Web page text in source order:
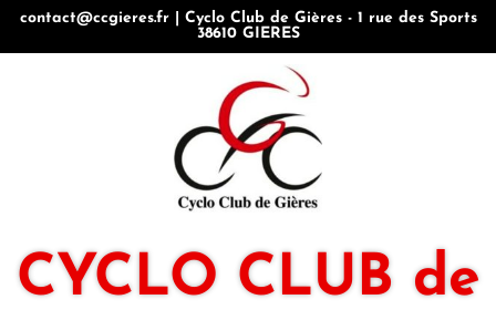
contact@ccgieres.fr | Cyclo Club de Gières - 1 rue des Sports
38610 GIERES
CYCLO CLUB de